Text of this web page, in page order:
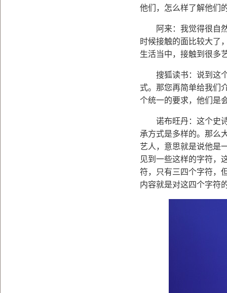
他们，怎么样了解他们
阿来：我觉得很自然
时候接触的面比较大了
生活当中，接触到很多
搜狐读书：说到这个
式。那您再简单给我们
个统一的要求，他们是
诺布旺丹：这个史诗
承方式是多样的。那么
艺人，意思就是说他是
见到一些这样的字符，
符，只有三四个字符，
内容就是对这四个字符